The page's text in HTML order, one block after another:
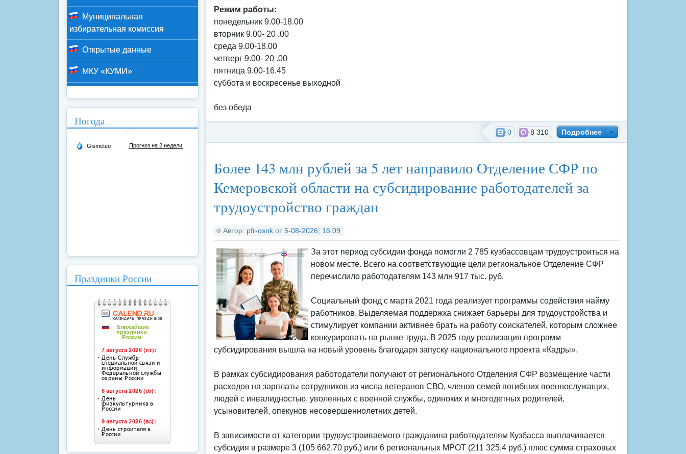
Режим работы:
понедельник 9.00-18.00
вторник 9.00- 20 .00
среда 9.00-18.00
четверг 9.00- 20 .00
пятница 9.00-16.45
суббота и воскресенье выходной
без обеда
Подробнее
8 310
0
Более 143 млн рублей за 5 лет направило Отделение СФР по
Кемеровской области на субсидирование работодателей за
трудоустройство граждан
Автор: pfr-osnk от 5-08-2026, 16:09
За этот период субсидии фонда помогли 2 785 кузбассовцам трудоустроиться на
новом месте. Всего на соответствующие цели региональное Отделение СФР
перечислило работодателям 143 млн 917 тыс. руб.
Социальный фонд с марта 2021 года реализует программы содействия найму
работников. Выделяемая поддержка снижает барьеры для трудоустройства и
стимулирует компании активнее брать на работу соискателей, которым сложнее
конкурировать на рынке труда. В 2025 году реализация программ
субсидирования вышла на новый уровень благодаря запуску национального проекта «Кадры».
В рамках субсидирования работодатели получают от регионального Отделения СФР возмещение части
расходов на зарплаты сотрудников из числа ветеранов СВО, членов семей погибших военнослужащих,
людей с инвалидностью, уволенных с военной службы, одиноких и многодетных родителей,
усыновителей, опекунов несовершеннолетних детей.
В зависимости от категории трудоустраиваемого гражданина работодателям Кузбасса выплачивается
субсидия в размере 3 (105 662,70 руб.) или 6 региональных МРОТ (211 325,4 руб.) плюс сумма страховых
Муниципальная
избирательная комиссия
Открытые данные
МКУ «КУМИ»
Погода
Праздники России